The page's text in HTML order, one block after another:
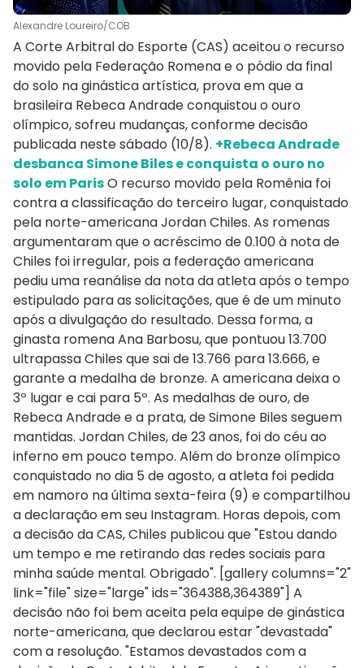
Alexandre Loureiro/COB
A Corte Arbitral do Esporte (CAS) aceitou o recurso
movido pela Federação Romena e o pódio da final
do solo na ginástica artística, prova em que a
brasileira Rebeca Andrade conquistou o ouro
olímpico, sofreu mudanças, conforme decisão
publicada neste sábado (10/8). +Rebeca Andrade
desbanca Simone Biles e conquista o ouro no
solo em ParisO recurso movido pela Romênia foi
contra a classificação do terceiro lugar, conquistado
pela norte-americana Jordan Chiles. As romenas
argumentaram que o acréscimo de 0.100 à nota de
Chiles foi irregular, pois a federação americana
pediu uma reanálise da nota da atleta após o tempo
estipulado para as solicitações, que é de um minuto
após a divulgação do resultado. Dessa forma, a
ginasta romena Ana Barbosu, que pontuou 13.700
ultrapassa Chiles que sai de 13.766 para 13.666, e
garante a medalha de bronze. A americana deixa o
3º lugar e cai para 5º. As medalhas de ouro, de
Rebeca Andrade e a prata, de Simone Biles seguem
mantidas. Jordan Chiles, de 23 anos, foi do céu ao
inferno em pouco tempo. Além do bronze olímpico
conquistado no dia 5 de agosto, a atleta foi pedida
em namoro na última sexta-feira (9) e compartilhou
a declaração em seu Instagram. Horas depois, com
a decisão da CAS, Chiles publicou que "Estou dando
um tempo e me retirando das redes sociais para
minha saúde mental. Obrigado". [gallery columns="2"
link="file" size="large" ids="364388,364389"] A
decisão não foi bem aceita pela equipe de ginástica
norte-americana, que declarou estar "devastada"
com a resolução. "Estamos devastados ​​com a